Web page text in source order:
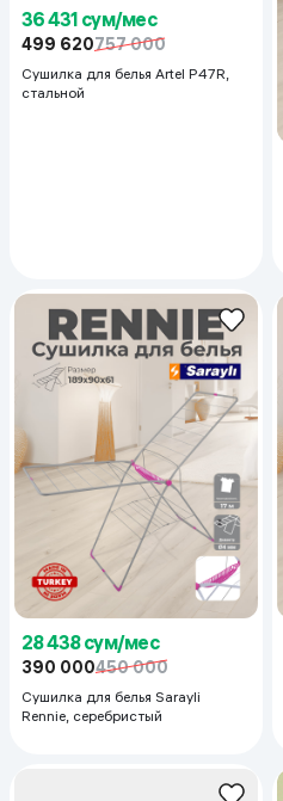
36 431 сум/мес
499 620757 000
Сушилка для белья Artel P47R,
стальной
28 438 сум/мес
390 000450 000
Сушилка для белья Sarayli
Rennie, серебристый